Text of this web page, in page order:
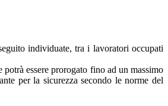
individuate, tra i lavoratori occupati
essere prorogato fino ad un massimo
per la sicurezza secondo le norme del